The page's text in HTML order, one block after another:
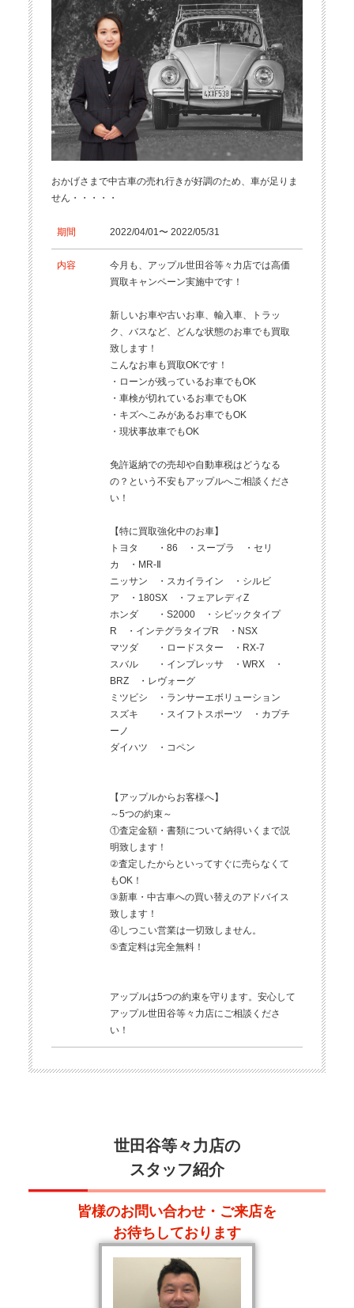
おかげさまで中古車の売れ行きが好調のため、車が足りま
せん・・・・・
期間 2022/04/01〜 2022/05/31
内容
今月も、アップル世田谷等々力店では高価
買取キャンペーン実施中です！
新しいお車や古いお車、輸入車、トラッ
ク、バスなど、どんな状態のお車でも買取
致します！
こんなお車も買取OKです！
・ローンが残っているお車でもOK
・車検が切れているお車でもOK
・キズへこみがあるお車でもOK
・現状事故車でもOK
免許返納での売却や自動車税はどうなる
の？という不安もアップルへご相談くださ
い！
【特に買取強化中のお車】
トヨタ ・86 ・スープラ ・セリ
カ ・MR-Ⅱ
ニッサン ・スカイライン ・シルビ
ア ・180SX ・フェアレディZ
ホンダ ・S2000 ・シビックタイプ
R ・インテグラタイプR ・NSX
マツダ ・ロードスター ・RX-7
スバル ・インプレッサ ・WRX ・
BRZ ・レヴォーグ
ミツビシ ・ランサーエボリューション
スズキ ・スイフトスポーツ ・カプチ
ーノ
ダイハツ ・コペン
【アップルからお客様へ】
～5つの約束～
①査定金額・書類について納得いくまで説
明致します！
②査定したからといってすぐに売らなくて
もOK！
③新車・中古車への買い替えのアドバイス
致します！
④しつこい営業は一切致しません。
⑤査定料は完全無料！
アップルは5つの約束を守ります。安心して
アップル世田谷等々力店にご相談くださ
い！
世田谷等々力店の
スタッフ紹介
皆様のお問い合わせ・ご来店を
お待ちしております